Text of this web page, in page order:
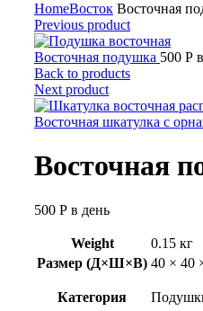
HomeВосток Восточная
Previous product
Восточная подушка 500 Р
Back to products
Next product
Восточная шкатулка с
Восточная
500 Р в день
Weight
0.15 кг
Размер (Д×Ш×В) 40 × 40
Категория